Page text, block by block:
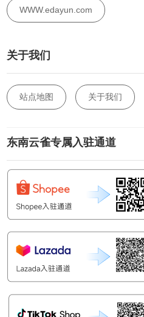
WWW.edayun.com
关于我们
站点地图 关于我们
东南云雀专属入驻通道